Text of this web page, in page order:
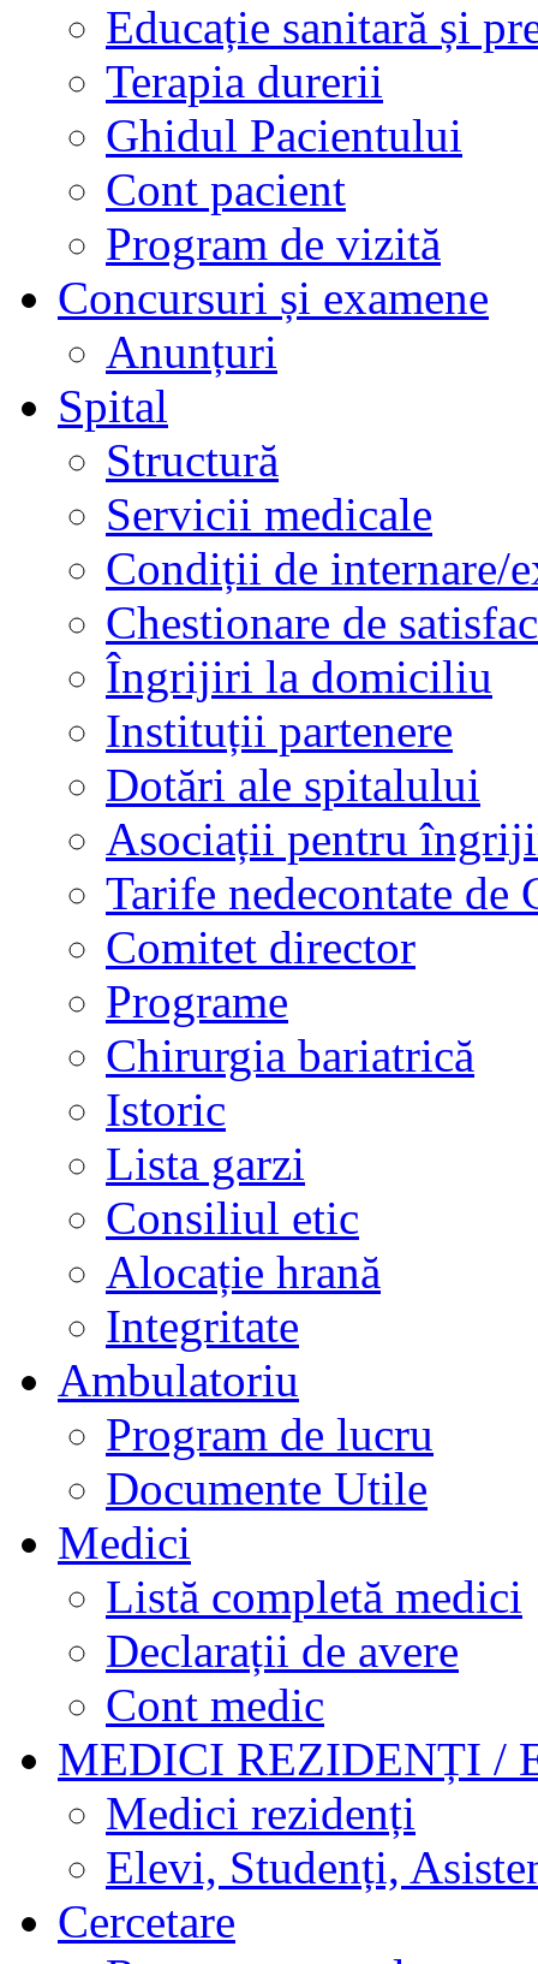
Educație sanitară și
Terapia durerii
Ghidul Pacientului
Cont pacient
Program de vizită
Concursuri și examene
Anunțuri
Spital
Structură
Servicii medicale
Condiții de internare/
Chestionare de
Îngrijiri la domiciliu
Instituții partenere
Dotări ale spitalului
Asociații pentru
Tarife nedecontate de
Comitet director
Programe
Chirurgia bariatrică
Istoric
Lista garzi
Consiliul etic
Alocație hrană
Integritate
Ambulatoriu
Program de lucru
Documente Utile
Medici
Listă completă medici
Declarații de avere
Cont medic
MEDICI REZIDENȚI /
Medici rezidenți
Elevi, Studenți,
Cercetare